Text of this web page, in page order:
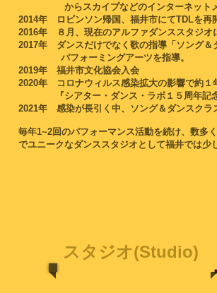
からスカイプなどのインターネットメデ
2014年 ロビンソン帰国、福井市にてTDLを再
2016年 ８月、現在のアルファダンススタジオ
2017年 ダンスだけでなく歌の指導「ソング＆
パフォーミングアーツを指導。
2019年 福井市文化協会入会
2020年 コロナウィルス感染拡大の影響で約１
『シアター・ダンス・ラボ１５周年記念
2021年 感染が長引く中、ソング＆ダンスクラ
毎年1~2回のパフォーマンス活動を続け、数多
でユニークなダンススタジオとして福井では少
スタジオ(Studio)